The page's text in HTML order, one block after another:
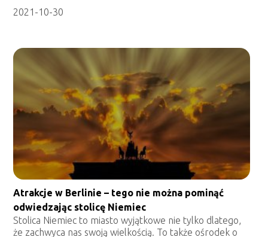
2021-10-30
Atrakcje w Berlinie – tego nie można pominąć
odwiedzając stolicę Niemiec
Stolica Niemiec to miasto wyjątkowe nie tylko dlatego,
że zachwyca nas swoją wielkością. To także ośrodek o